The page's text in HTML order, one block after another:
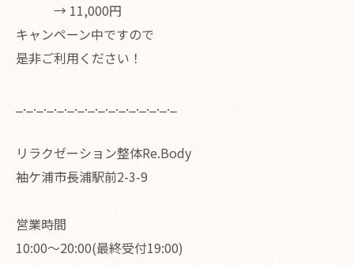
→ 11,000円
キャンペーン中ですので
是非ご利用ください！
_._._._._._._._._._._._._._._._
リラクゼーション整体Re.Body
袖ケ浦市長浦駅前2-3-9
営業時間
10:00〜20:00(最終受付19:00)